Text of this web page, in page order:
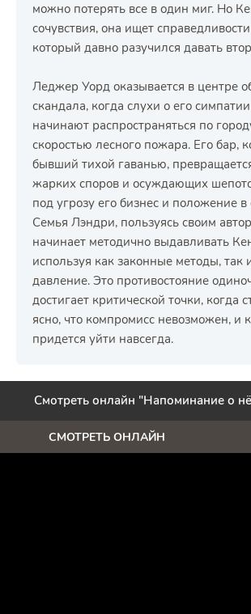
можно потерять все в один миг. Но
сочувствия, она ищет
который давно разучился давать
Леджер Уорд оказывается в центре
скандала, когда слухи о его
начинают распространяться по
скоростью лесного пожара. Его бар,
бывший тихой гаванью,
жарких споров и осуждающих
под угрозу его бизнес и положение в
Семья Лэндри, пользуясь своим
начинает методично выдавливать
используя как законные методы, так
давление. Это противостояние
достигает критической точки, когда
ясно, что компромисс невозможен, и
придется уйти навсегда.
Смотреть онлайн "Напоминание о
СМОТРЕТЬ ОНЛАЙН